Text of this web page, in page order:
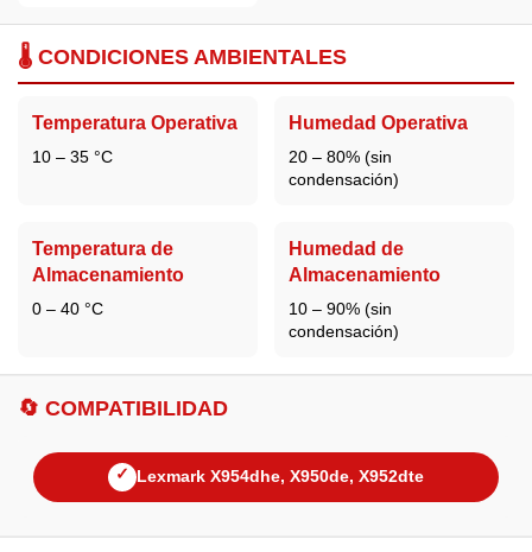
🌡️ CONDICIONES AMBIENTALES
Temperatura Operativa
10 – 35 °C
Humedad Operativa
20 – 80% (sin
condensación)
Temperatura de
Almacenamiento
0 – 40 °C
Humedad de
Almacenamiento
10 – 90% (sin
condensación)
🔄 COMPATIBILIDAD
✓ Lexmark X954dhe, X950de, X952dte